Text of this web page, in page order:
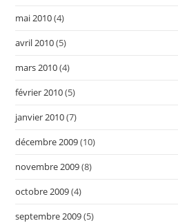
mai 2010(4)
avril 2010(5)
mars 2010(4)
février 2010(5)
janvier 2010(7)
décembre 2009(10)
novembre 2009(8)
octobre 2009(4)
septembre 2009(5)